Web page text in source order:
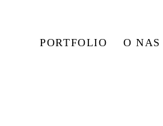
PORTFOLIO O NAS